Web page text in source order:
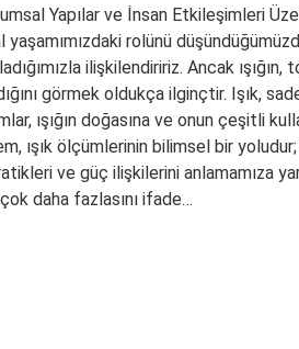
Yapılar ve İnsan Etkileşimleri
yaşamımızdaki rolünü
ilişkilendiririz. Ancak
görmek oldukça ilginçtir. Işık,
ışığın doğasına ve onun çeşitli
ışık ölçümlerinin bilimsel bir
ve güç ilişkilerini anlamamıza
daha fazlasını ifade…